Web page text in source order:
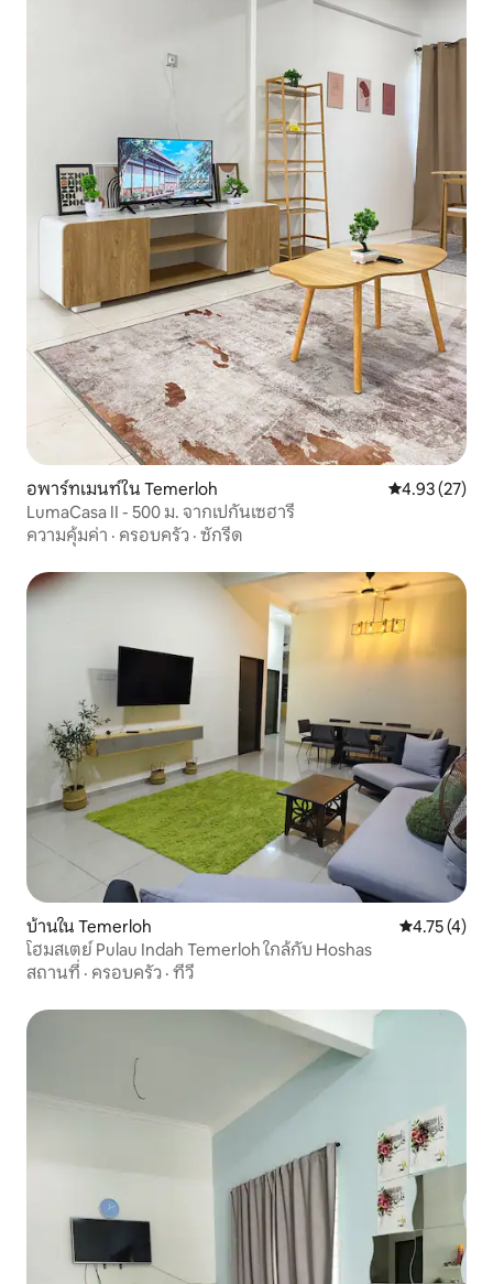
อพาร์ทเมนท์ใน Temerloh คะแนนเฉลี่ย
4.93 (27)
LumaCasa II - 500 ม. จากเปกันเซฮารี
ความคุ้มค่า · ครอบครัว · ซักรีด
บ้านใน Temerloh คะแนนเฉลี่ย
4.75 (4)
โฮมสเตย์ Pulau Indah Temerloh ใกล้กับ Hoshas
สถานที่ · ครอบครัว · ทีวี